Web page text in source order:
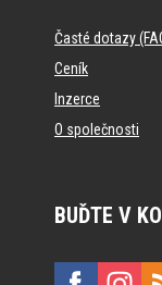
Časté dotazy
Ceník
Inzerce
O společnosti
BUĎTE V